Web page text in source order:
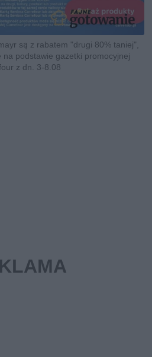
są z rabatem "drugi 80% taniej",
na podstawie gazetki promocyjnej
z dn. 3-8.08